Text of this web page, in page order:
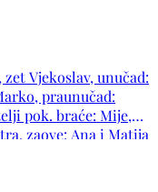
Vjekoslav, unučad:
praunučad:
pok. braće: Mije,
zaove: Ana i Matija